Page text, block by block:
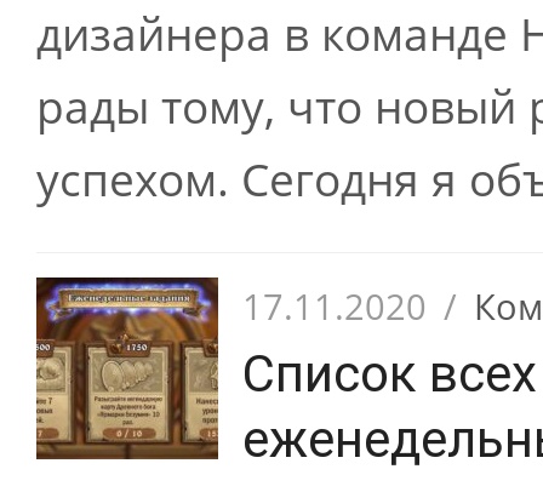
дизайнера в команде
рады тому, что новый
успехом. Сегодня я
17.11.2020 /
Список